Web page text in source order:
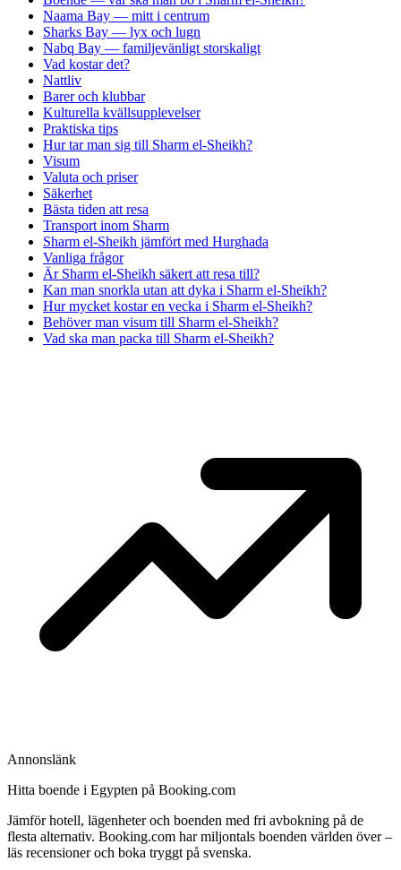
Naama Bay — mitt i centrum
Sharks Bay — lyx och lugn
Nabq Bay — familjevänligt storskaligt
Vad kostar det?
Nattliv
Barer och klubbar
Kulturella kvällsupplevelser
Praktiska tips
Hur tar man sig till Sharm el-Sheikh?
Visum
Valuta och priser
Säkerhet
Bästa tiden att resa
Transport inom Sharm
Sharm el-Sheikh jämfört med Hurghada
Vanliga frågor
Är Sharm el-Sheikh säkert att resa till?
Kan man snorkla utan att dyka i Sharm el-Sheikh?
Hur mycket kostar en vecka i Sharm el-Sheikh?
Behöver man visum till Sharm el-Sheikh?
Vad ska man packa till Sharm el-Sheikh?
Annonslänk
Hitta boende i Egypten på Booking.com
Jämför hotell, lägenheter och boenden med fri avbokning på de
flesta alternativ. Booking.com har miljontals boenden världen över –
läs recensioner och boka tryggt på svenska.